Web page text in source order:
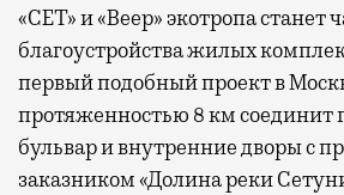
«СЕТ» и «Веер» экотропа станет
благоустройства жилых
первый подобный проект в
протяженностью 8 км соединит
бульвар и внутренние дворы с
заказником «Долина реки